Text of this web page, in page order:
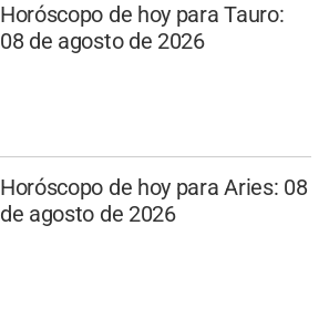
Horóscopo de hoy para Tauro:
08 de agosto de 2026
Horóscopo de hoy para Aries: 08
de agosto de 2026